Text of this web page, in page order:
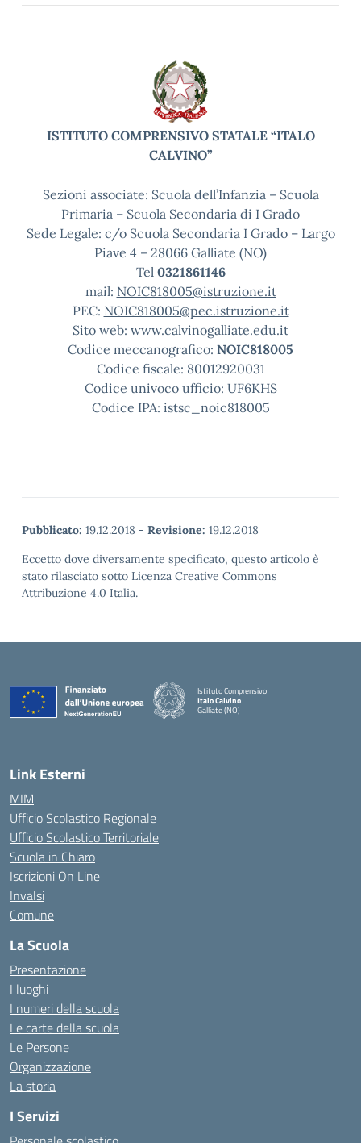
ISTITUTO COMPRENSIVO STATALE “ITALO
CALVINO”
Sezioni associate: Scuola dell’Infanzia – Scuola
Primaria – Scuola Secondaria di I Grado
Sede Legale: c/o Scuola Secondaria I Grado – Largo
Piave 4 – 28066 Galliate (NO)
Tel 0321861146
mail: NOIC818005@istruzione.it
PEC: NOIC818005@pec.istruzione.it
Sito web: www.calvinogalliate.edu.it
Codice meccanografico: NOIC818005
Codice fiscale: 80012920031
Codice univoco ufficio: UF6KHS
Codice IPA: istsc_noic818005
Pubblicato: 19.12.2018 - Revisione: 19.12.2018
Eccetto dove diversamente specificato, questo articolo è
stato rilasciato sotto Licenza Creative Commons
Attribuzione 4.0 Italia.
Istituto Comprensivo
Italo Calvino
Galliate (NO)
Link Esterni
MIM
Ufficio Scolastico Regionale
Ufficio Scolastico Territoriale
Scuola in Chiaro
Iscrizioni On Line
Invalsi
Comune
La Scuola
Presentazione
I luoghi
I numeri della scuola
Le carte della scuola
Le Persone
Organizzazione
La storia
I Servizi